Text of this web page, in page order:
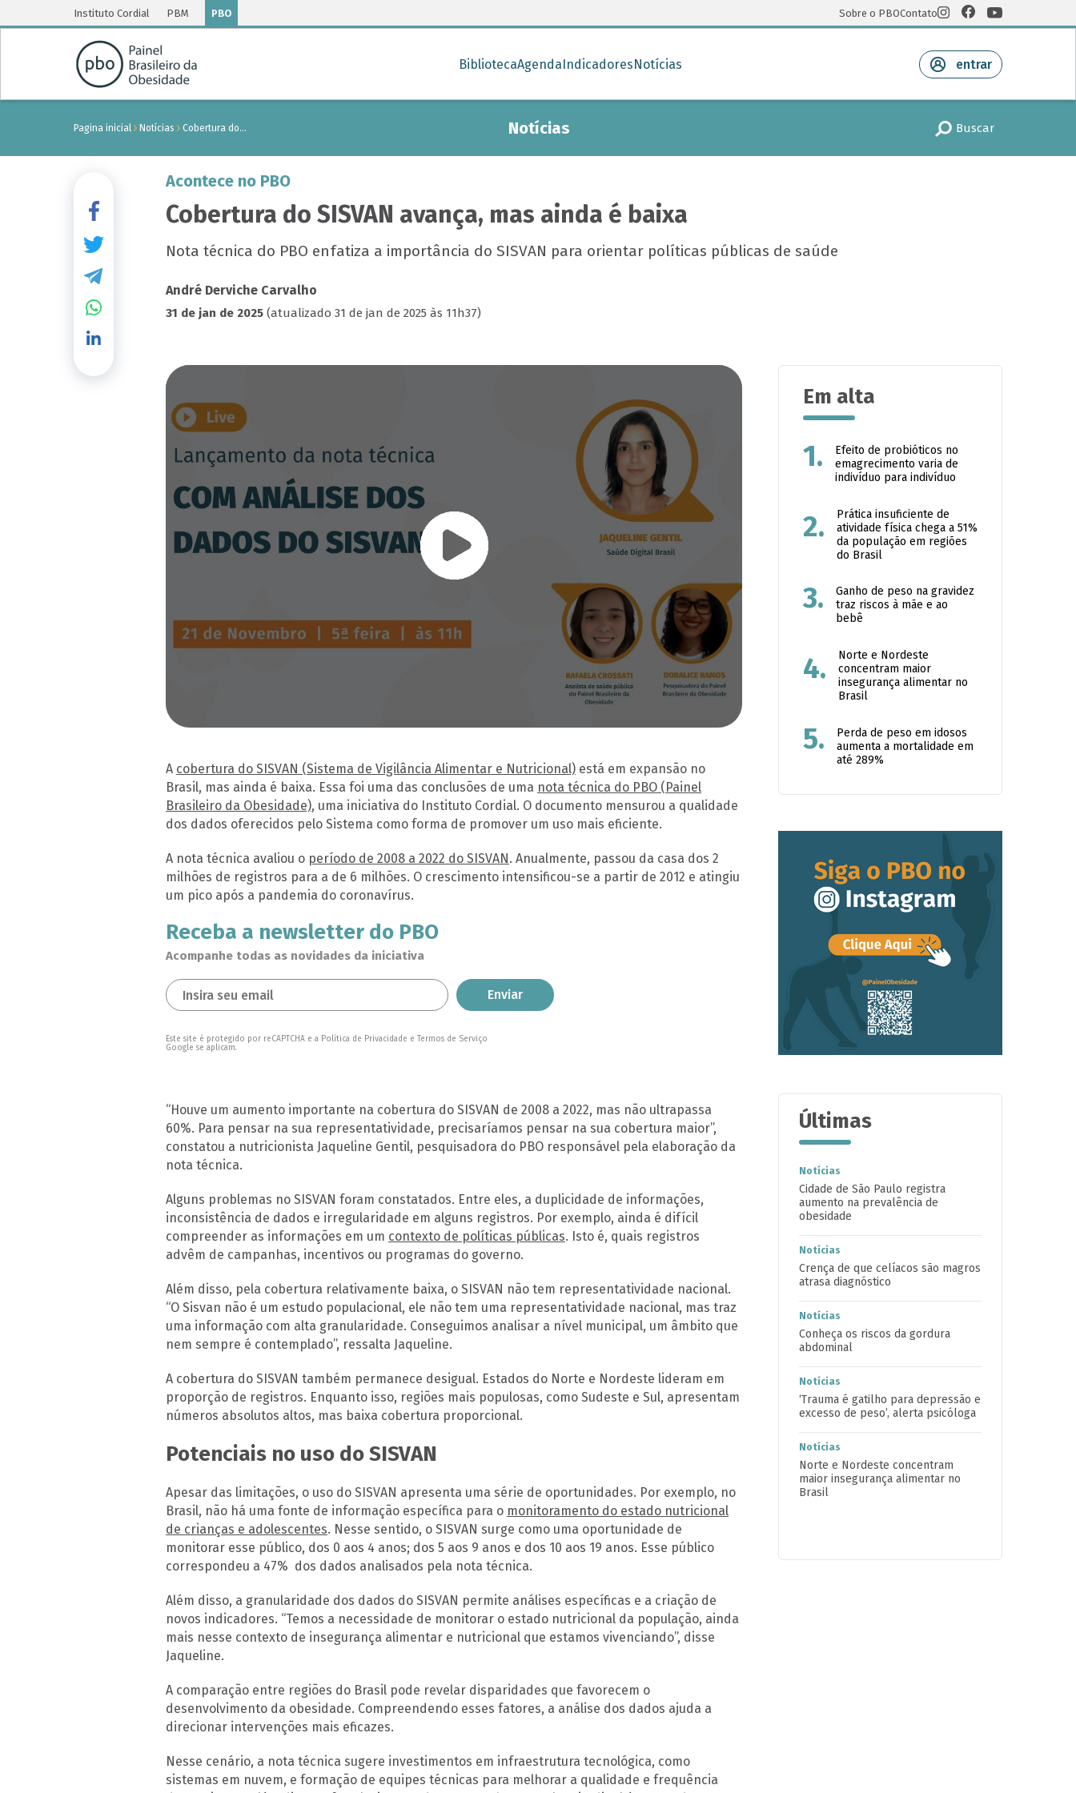
Instituto Cordial PBM PBO Sobre o PBOContato
BibliotecaAgendaIndicadoresNotícias entrar
Pagina inicial Notícias Cobertura do… Notícias Buscar
Acontece no PBO
Cobertura do SISVAN avança, mas ainda é baixa
Nota técnica do PBO enfatiza a importância do SISVAN para orientar políticas públicas de saúde
André Derviche Carvalho
31 de jan de 2025 (atualizado 31 de jan de 2025 às 11h37)
A cobertura do SISVAN (Sistema de Vigilância Alimentar e Nutricional) está em expansão no
Brasil, mas ainda é baixa. Essa foi uma das conclusões de uma nota técnica do PBO (Painel
Brasileiro da Obesidade), uma iniciativa do Instituto Cordial. O documento mensurou a qualidade
dos dados oferecidos pelo Sistema como forma de promover um uso mais eficiente.
A nota técnica avaliou o período de 2008 a 2022 do SISVAN. Anualmente, passou da casa dos 2
milhões de registros para a de 6 milhões. O crescimento intensificou-se a partir de 2012 e atingiu
um pico após a pandemia do coronavírus.
Receba a newsletter do PBO
Acompanhe todas as novidades da iniciativa
Este site é protegido por reCAPTCHA e a Política de Privacidade e Termos de Serviço
Google se aplicam.
“Houve um aumento importante na cobertura do SISVAN de 2008 a 2022, mas não ultrapassa
60%. Para pensar na sua representatividade, precisaríamos pensar na sua cobertura maior”,
constatou a nutricionista Jaqueline Gentil, pesquisadora do PBO responsável pela elaboração da
nota técnica.
Alguns problemas no SISVAN foram constatados. Entre eles, a duplicidade de informações,
inconsistência de dados e irregularidade em alguns registros. Por exemplo, ainda é difícil
compreender as informações em um contexto de políticas públicas. Isto é, quais registros
advêm de campanhas, incentivos ou programas do governo.
Além disso, pela cobertura relativamente baixa, o SISVAN não tem representatividade nacional.
“O Sisvan não é um estudo populacional, ele não tem uma representatividade nacional, mas traz
uma informação com alta granularidade. Conseguimos analisar a nível municipal, um âmbito que
nem sempre é contemplado”, ressalta Jaqueline.
A cobertura do SISVAN também permanece desigual. Estados do Norte e Nordeste lideram em
proporção de registros. Enquanto isso, regiões mais populosas, como Sudeste e Sul, apresentam
números absolutos altos, mas baixa cobertura proporcional.
Potenciais no uso do SISVAN
Apesar das limitações, o uso do SISVAN apresenta uma série de oportunidades. Por exemplo, no
Brasil, não há uma fonte de informação específica para o monitoramento do estado nutricional
de crianças e adolescentes. Nesse sentido, o SISVAN surge como uma oportunidade de
monitorar esse público, dos 0 aos 4 anos; dos 5 aos 9 anos e dos 10 aos 19 anos. Esse público
correspondeu a 47% dos dados analisados pela nota técnica.
Além disso, a granularidade dos dados do SISVAN permite análises específicas e a criação de
novos indicadores. “Temos a necessidade de monitorar o estado nutricional da população, ainda
mais nesse contexto de insegurança alimentar e nutricional que estamos vivenciando”, disse
Jaqueline.
A comparação entre regiões do Brasil pode revelar disparidades que favorecem o
desenvolvimento da obesidade. Compreendendo esses fatores, a análise dos dados ajuda a
direcionar intervenções mais eficazes.
Nesse cenário, a nota técnica sugere investimentos em infraestrutura tecnológica, como
sistemas em nuvem, e formação de equipes técnicas para melhorar a qualidade e frequência
Em alta
1.
Efeito de probióticos no
emagrecimento varia de
indivíduo para indivíduo
2.
Prática insuficiente de
atividade física chega a 51%
da população em regiões
do Brasil
3.
Ganho de peso na gravidez
traz riscos à mãe e ao
bebê
4.
Norte e Nordeste
concentram maior
insegurança alimentar no
Brasil
5.
Perda de peso em idosos
aumenta a mortalidade em
até 289%
Últimas
Notícias
Cidade de São Paulo registra
aumento na prevalência de
obesidade
Notícias
Crença de que celíacos são magros
atrasa diagnóstico
Notícias
Conheça os riscos da gordura
abdominal
Notícias
‘Trauma é gatilho para depressão e
excesso de peso’, alerta psicóloga
Notícias
Norte e Nordeste concentram
maior insegurança alimentar no
Brasil